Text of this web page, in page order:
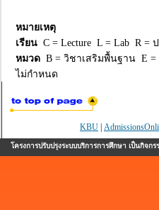
หมายเหตุ
เรียน C = Lecture L = Lab R =
หมวด B = วิชาเสริมพื้นฐาน E
ไม่กำหนด
KBU
โครงการปรับปรุงระบบบริการการศึกษา เป็นกิ